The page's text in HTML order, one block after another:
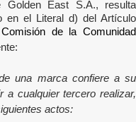
Golden East S.A., resulta
en el Literal d) del Artículo
de la Comunidad
una marca confiere a su
a cualquier tercero realizar,
actos: